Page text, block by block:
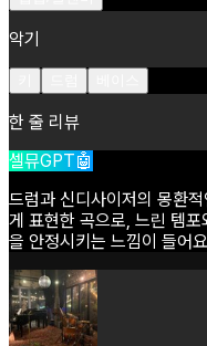
악기
한 줄 리뷰
셀뮤GPT🤖
드럼과 신디사이저의 몽환적
게 표현한 곡으로, 느린 템포
을 안정시키는 느낌이 들어